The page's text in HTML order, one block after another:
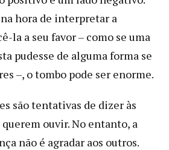
na hora de interpretar a
la a seu favor – como se uma
pudesse de alguma forma se
–, o tombo pode ser enorme.
são tentativas de dizer às
querem ouvir. No entanto, a
não é agradar aos outros.